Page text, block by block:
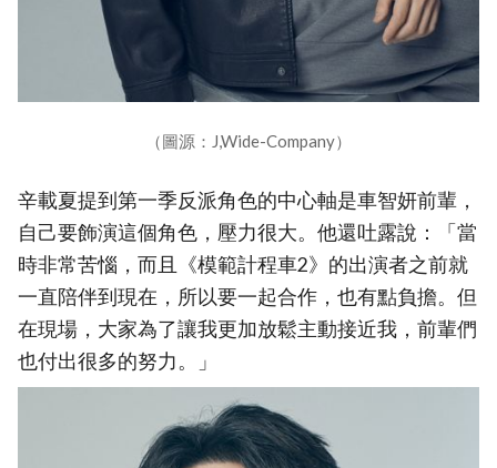
（圖源：J,Wide-Company）
辛載夏提到第一季反派角色的中心軸是車智妍前輩，
自己要飾演這個角色，壓力很大。他還吐露說：「當
時非常苦惱，而且《模範計程車2》的出演者之前就
一直陪伴到現在，所以要一起合作，也有點負擔。但
在現場，大家為了讓我更加放鬆主動接近我，前輩們
也付出很多的努力。」